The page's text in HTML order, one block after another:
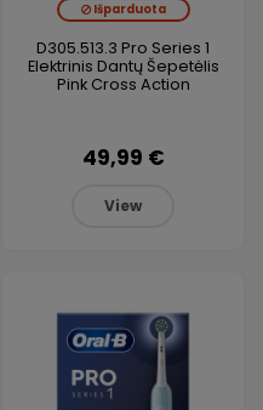
Išparduota
D305.513.3 Pro Series 1
Elektrinis Dantų Šepetėlis
Pink Cross Action
49,99 €
View